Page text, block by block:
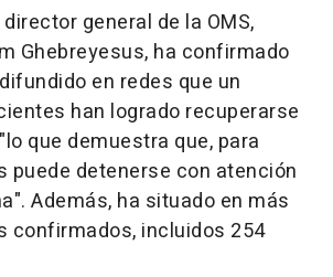
general de la OMS,
Ghebreyesus, ha confirmado
en redes que un
han logrado recuperarse
que demuestra que, para
puede detenerse con atención
Además, ha situado en más
confirmados, incluidos 254